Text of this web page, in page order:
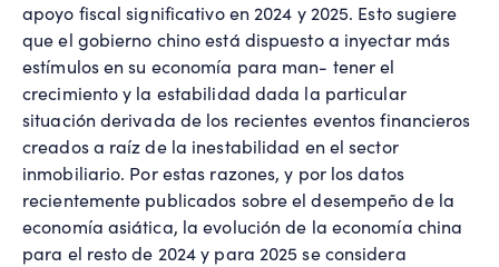
apoyo fiscal significativo en 2024 y 2025. Esto sugiere
que el gobierno chino está dispuesto a inyectar más
estímulos en su economía para man- tener el
crecimiento y la estabilidad dada la particular
situación derivada de los recientes eventos financieros
creados a raíz de la inestabilidad en el sector
inmobiliario. Por estas razones, y por los datos
recientemente publicados sobre el desempeño de la
economía asiática, la evolución de la economía china
para el resto de 2024 y para 2025 se considera